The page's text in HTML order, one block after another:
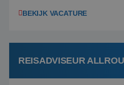
locally. The role will be
Attractive remuneration,
BEKIJK VACATURE
REISADVISEUR